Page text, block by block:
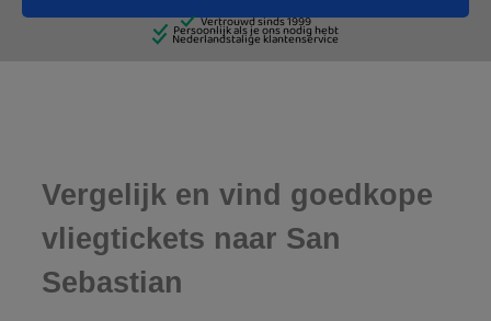
Vergelijk en vind goedkope
vliegtickets naar San
Sebastian